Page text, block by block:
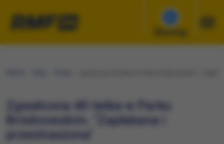
Słuchaj
Zgwałcona 40-latka w Parku
Bródnowskim. "Zapłakana i
przestraszona"